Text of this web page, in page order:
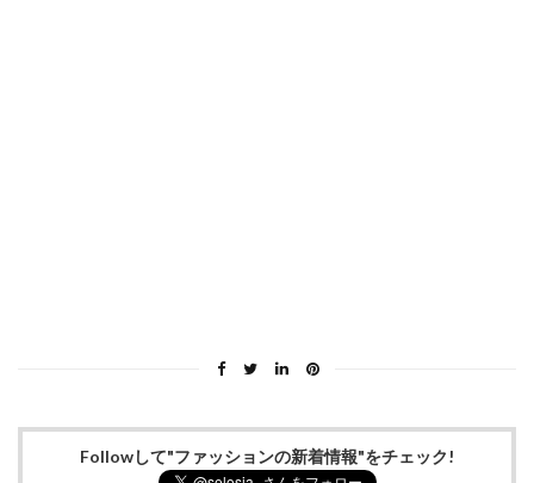
Followして"ファッションの新着情報"をチェック!